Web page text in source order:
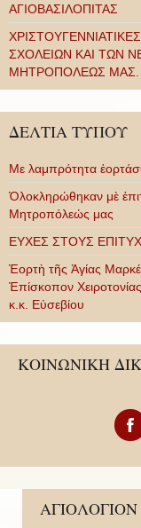
ΑΓΙΟΒΑΣΙΛΟΠΙΤΑΣ
ΣΧΟΛΕΙΩΝ ΚΑΙ ΤΩΝ
ΜΗΤΡΟΠΟΛΕΩΣ ΜΑΣ.
ΔΕΛΤΙΑ ΤΥΠΟΥ
Με λαμπρότητα
Ὁλοκληρώθηκαν μὲ
Μητροπόλεώς μας
ΕΥΧΕΣ ΣΤΟΥΣ
Ἑορτὴ τῆς Ἁγίας
Ἐπίσκοπον
κ.κ. Εὐσεβίου
ΚΟΙΝΩΝΙΚΗ
ΑΓΙΟΛΟΓΙΟΝ